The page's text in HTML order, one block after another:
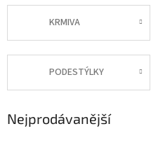
KRMIVA
PODESTÝLKY
Nejprodávanější